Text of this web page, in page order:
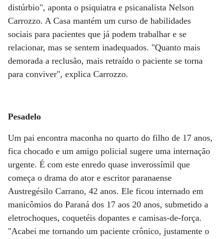
distúrbio", aponta o psiquiatra e psicanalista Nelson
Carrozzo. A Casa mantém um curso de habilidades
sociais para pacientes que já podem trabalhar e se
relacionar, mas se sentem inadequados. "Quanto mais
demorada a reclusão, mais retraído o paciente se torna
para conviver", explica Carrozzo.
Pesadelo
Um pai encontra maconha no quarto do filho de 17 anos,
fica chocado e um amigo policial sugere uma internação
urgente. É com este enredo quase inverossímil que
começa o drama do ator e escritor paranaense
Austregésilo Carrano, 42 anos. Ele ficou internado em
manicômios do Paraná dos 17 aos 20 anos, submetido a
eletrochoques, coquetéis dopantes e camisas-de-força.
"Acabei me tornando um paciente crônico, justamente o